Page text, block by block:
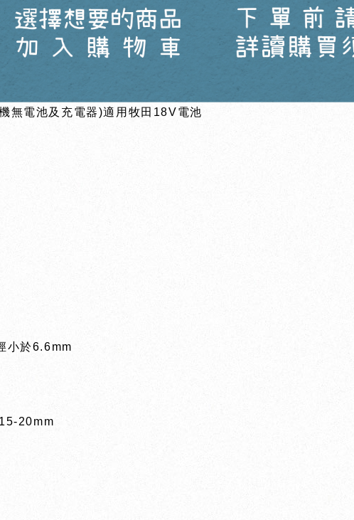
無電池及充電器)適用牧田18V電池
小於6.6mm
20mm